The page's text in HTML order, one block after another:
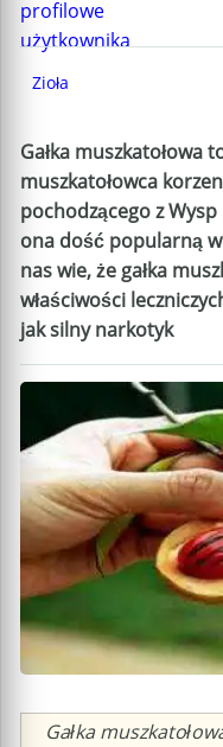
Zioła
Gałka muszkatołowa
muszkatołowca
pochodzącego z
ona dość popularną
nas wie, że gałka
właściwości
jak silny narkotyk
Caption
Gałka